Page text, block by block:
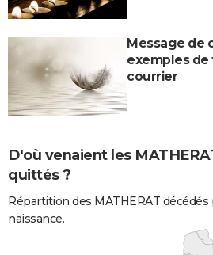
Message de
exemples
courrier
D'où venaient les
quittés ?
Répartition des MATHERAT
naissance.